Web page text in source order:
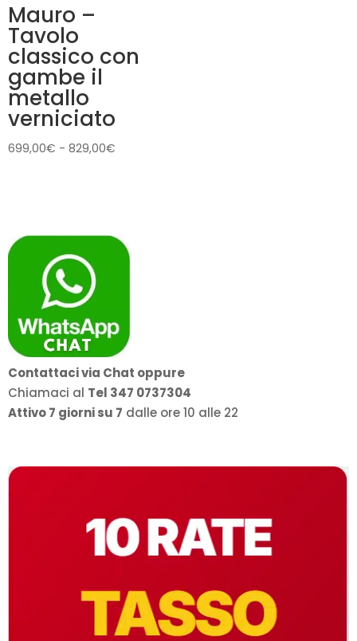
Mauro –
Tavolo
classico con
gambe il
metallo
verniciato
699,00€ - 829,00€
a
829,00€
Contattaci via Chat oppure
Chiamaci al Tel 347 0737304
Attivo 7 giorni su 7 dalle ore 10 alle 22